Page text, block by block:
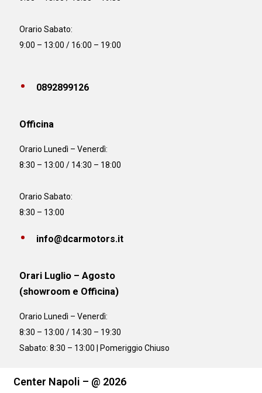
Orario Sabato:
9:00 – 13:00 / 16:00 – 19:00
0892899126
Officina
Orario Lunedì – Venerdì:
8:30 – 13:00 / 14:30 – 18:00
Orario Sabato:
8:30 – 13:00
info@dcarmotors.it
Orari Luglio – Agosto
(showroom e Officina)
Orario Lunedì – Venerdì:
8:30 – 13:00 / 14:30 – 19:30
Sabato: 8:30 – 13:00 | Pomeriggio Chiuso
Center Napoli – @ 2026